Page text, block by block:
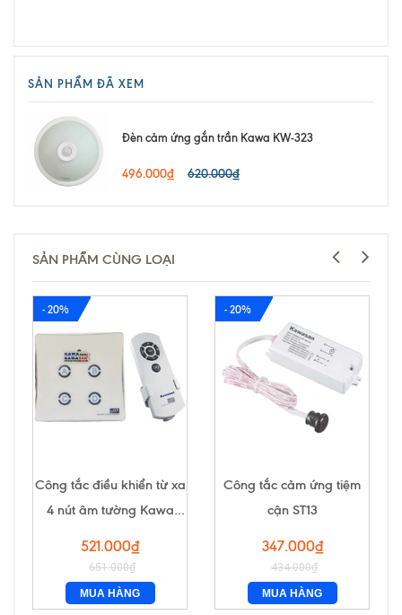
SẢN PHẨM ĐÃ XEM
Đèn cảm ứng gắn trần Kawa KW-323
496.000₫ 620.000₫
SẢN PHẨM CÙNG LOẠI
- 20%
Công tắc điều khiển từ xa
4 nút âm tường Kawa
521.000₫
651.000₫
MUA HÀNG
- 20%
Công tắc cảm ứng tiệm
cận ST13
347.000₫
434.000₫
MUA HÀNG